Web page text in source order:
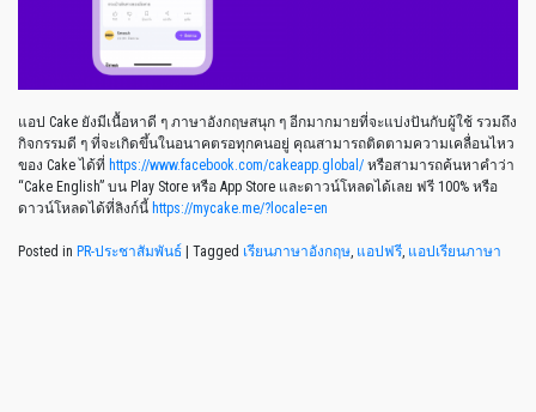
แอป Cake ยังมีเนื้อหาดี ๆ ภาษาอังกฤษสนุก ๆ อีกมากมายที่จะแบ่งปันกับผู้ใช้ รวมถึง
กิจกรรมดี ๆ ที่จะเกิดขึ้นในอนาคตรอทุกคนอยู่ คุณสามารถติดตามความเคลื่อนไหว
ของ Cake ได้ที่ https://www.facebook.com/cakeapp.global/ หรือสามารถค้นหาคำว่า
“Cake English” บน Play Store หรือ App Store และดาวน์โหลดได้เลย ฟรี 100% หรือ
ดาวน์โหลดได้ที่ลิงก์นี้ https://mycake.me/?locale=en
Posted in PR-ประชาสัมพันธ์ | Tagged เรียนภาษาอังกฤษ แอปฟรี แอปเรียนภาษา